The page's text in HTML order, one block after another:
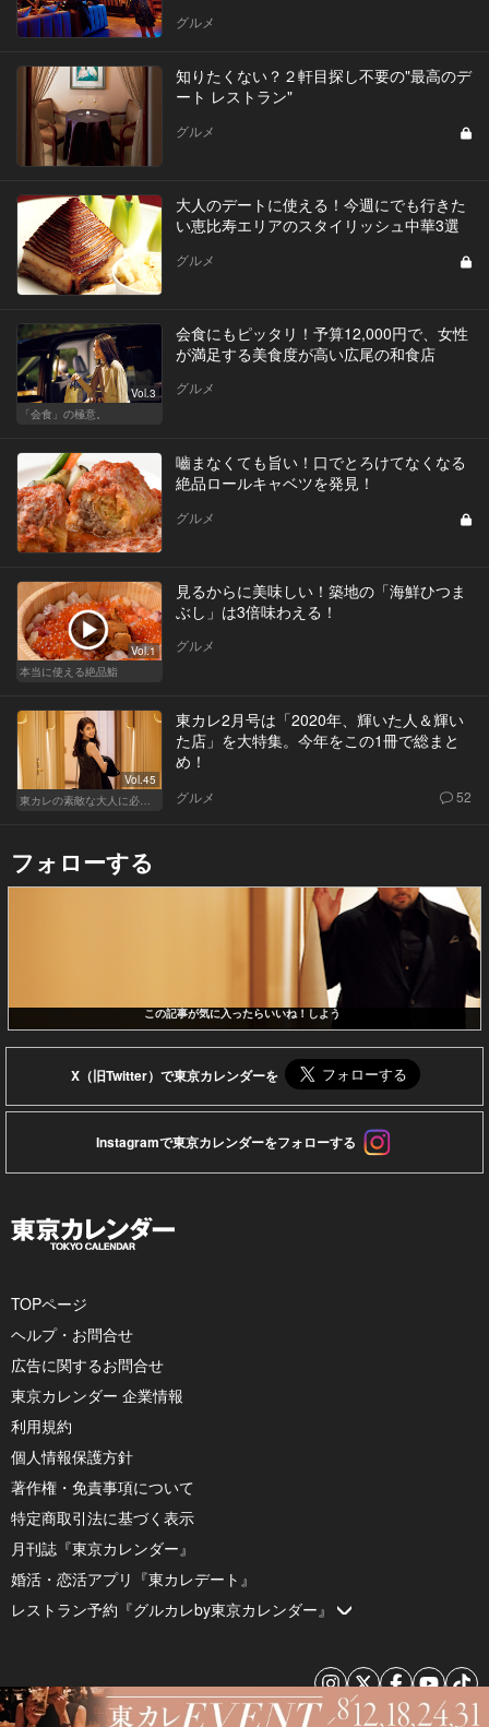
グルメ
知りたくない？２軒目探し不要の"最高のデ
ート レストラン"
グルメ
大人のデートに使える！今週にでも行きた
い恵比寿エリアのスタイリッシュ中華3選
グルメ
Vol.3
「会食」の極意。
会食にもピッタリ！予算12,000円で、女性
が満足する美食度が高い広尾の和食店
グルメ
嚙まなくても旨い！口でとろけてなくなる
絶品ロールキャベツを発見！
グルメ
Vol.1
本当に使える絶品鮨
見るからに美味しい！築地の「海鮮ひつま
ぶし」は3倍味わえる！
グルメ
Vol.45
東カレ2月号は「2020年、輝いた人＆輝い
た店」を大特集。今年をこの1冊で総まと
め！
グルメ 52
フォローする
この記事が気に入ったらいいね！しよう
X（旧Twitter）で東京カレンダーを
Instagramで東京カレンダーをフォローする
TOPページ
ヘルプ・お問合せ
広告に関するお問合せ
東京カレンダー 企業情報
利用規約
個人情報保護方針
著作権・免責事項について
特定商取引法に基づく表示
月刊誌『東京カレンダー』
婚活・恋活アプリ『東カレデート』
レストラン予約『グルカレby東京カレンダー』
© 2026 by Tokyo Calendar, Inc.